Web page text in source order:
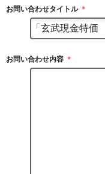
お問い合わせタイトル ＊
お問い合わせ内容 ＊